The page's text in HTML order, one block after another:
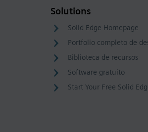
Solutions
Solid Edge Homepage
Portfolio completo de
Biblioteca de recursos
Software gratuito
Start Your Free Solid